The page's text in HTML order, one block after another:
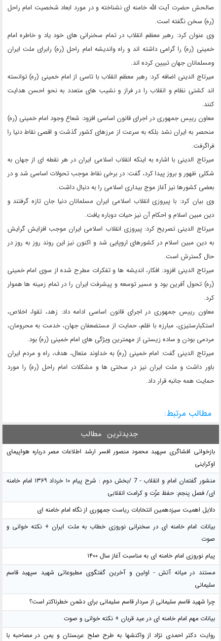
صالحش حضرت آیت الله خامنه ای نشناخته و در مورد ابعاد شخصیت امام راحل
(ره) سخن نگفته است.
وی عنوان کرد: رهبر معظم انقلاب در تمام سخنرانی های خود یاد و خاطره امام
خمینی (ره) را گرامی داشته اند و راه واندیشه امام راحل (ره) رابرای ملت ایران
ومسلمانان جهان تبیین کرده اند.
میرتاج الدینی اضافه کرد: رهبر معظم انقلاب با تاسی از امام خمینی (ره) توانسته
اند کشتی نظام و انقلاب را در فراز و نشیب های متعدد به نحو احسن هدایت
کنند.
معاون رییس جمهوری در اجرای قانون اساسی افزود: شعاع وجود امام خمینی (ره)
منحصر به ایران نشد بلکه به سرعت از مرزهای کشور گذشت و اقصی نقاط دنیا را
فراگرفت.
میرتاج الدینی با اشاره به اینکه انقلاب اسلامی ایران در هر نقطه ای از جهان به
شکلی ظهور و بروز پیدا کرد، گفت: در برخی نقاط موجب تحولات اساسی شد و در
بعضی کشورها نیز آغاز موج بیداری اسلامی را به دنبال داشت.
وی بیان کرد: با پیروزی انقلاب اسلامی ایران مسلمانان دنیا جان تازه گرفتند و
دین مبین اسلام و احکام آن نیز حیات دوباره یافت.
میرتاج الدینی تصریح کرد: پیروزی انقلاب اسلامی ایران موجب افزایش گرایش
به دین مبین اسلام در کشورهای اروپایی شد و اکنون نیز این روند روز به روز در
حال گسترش است.
میرتاج الدینی افزود: افکار، اندیشه ها و تفکرات مطرح شده از سوی امام خمینی
(ره) تحول آفرین بود و مسیر توسعه و پیشرفت ایران را در تمام زمینه ها هموار
کرد.
معاون رییس جمهوری در اجرای قانون اساسی ادامه داد: زهد، تقوا، اخلاص،
استکبارستیزی، مبارزه با ظلم، حمایت از مستضعفان جهان، خدمت به محرومان،
مردمی بودن و ساده زیستی از مهمترین ویژگی های امام خمینی (ره) بود.
میرتاج الدینی گفت: امام خمینی (ره) به خداوند متعال، هدف، راه و مردم ایران
باور داشت و ملت ایران نیز در سختی ها و مشکلات امام راحل (ره) را مورد
حمایت همه جانبه قرار داد.
مطالب مرتبط:
جدیدترین مطالب
بازخوانی افشاگری سپهبد محمود منصور افسر ارشد اطلاعات مصر درباره هواپیمای
اوکراینی
منشور گفتمان امام و انقلاب - 7 /بخش دوم : شرح پیام ۱۰ خرداد ۱۳۶۹ امام خامنه
ای/ فصل پنجم: حفظ عزّت و کرامت انقلابی
دلایل اهمیت سیزدهمین انتخابات ریاست جمهوری از نگاه امام خامنه ای
بیانات امام خامنه ای در سخنرانی نوروزی خطاب به ملت ایران + نکته خوانی و
صوت
پیام نوروزی امام خامنه ای به مناسبت آغاز سال ۱۴۰۰
مستند در میانه آتش - اولین و آخرین گفتگوی مطبوعاتی شهید سپهبد قاسم
سلیمانی
چرا شهید قاسم سلیمانی از سردار قاسم سلیمانی برای دشمن خطرناکتر است؟
بیانات مهم امام خامنه ای در عید قربان + نکته خوانی و صوت
روایت دکتر احمدی نژاد از واکنشها به طرح صلح عربستان و یمن در مصاحبه با